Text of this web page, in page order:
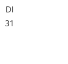
Dl
31